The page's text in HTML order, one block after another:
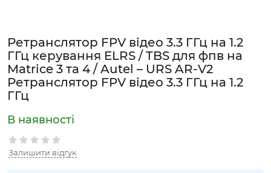
Ретранслятор FPV відео 3.3 ГГц на 1.2
ГГц керування ELRS / TBS для фпв на
Matrice 3 та 4 / Autel – URS AR-V2
Ретранслятор FPV відео 3.3 ГГц на 1.2
ГГц
Залишити відгук